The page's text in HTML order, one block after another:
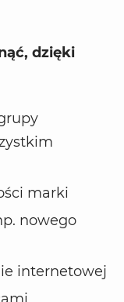
dzięki
marki
nowego
internetowej